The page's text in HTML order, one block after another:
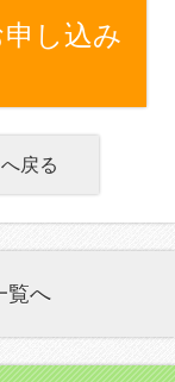
し込み
戻る
覧へ